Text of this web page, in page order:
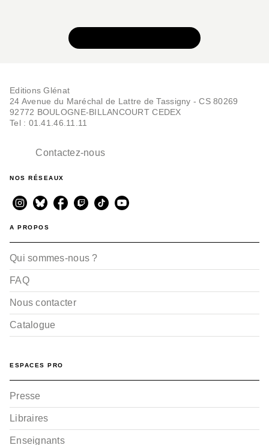
Editions Glénat
24 Avenue du Maréchal de Lattre de Tassigny - CS 80269
92772 BOULOGNE-BILLANCOURT CEDEX
Tel : 01.41.46.11.11
Contactez-nous
NOS RÉSEAUX
A PROPOS
Qui sommes-nous ?
FAQ
Nous contacter
Catalogue
ESPACES PRO
Presse
Libraires
Enseignants